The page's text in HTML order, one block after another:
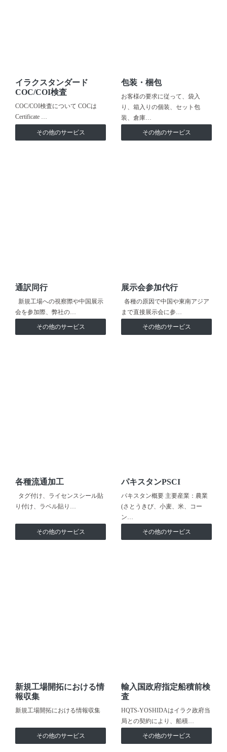
イラクスタンダード
COC/COI検査
COC/COI検査について COCは
Certificate …
その他のサービス
包装・梱包
お客様の要求に従って、袋入
り、箱入りの個装、セット包
装、倉庫…
その他のサービス
通訳同行
新規工場への視察際や中国展示
会を参加際、弊社の…
その他のサービス
展示会参加代行
各種の原因で中国や東南アジア
まで直接展示会に参…
その他のサービス
各種流通加工
タグ付け、ライセンスシール貼
り付け、ラベル貼り…
その他のサービス
パキスタンPSCI
パキスタン概要 主要産業：農業
(さとうきび、小麦、米、コー
ン…
その他のサービス
新規工場開拓における情
報収集
新規工場開拓における情報収集
その他のサービス
輸入国政府指定船積前検
査
HQTS-YOSHIDAはイラク政府当
局との契約により、船積…
その他のサービス